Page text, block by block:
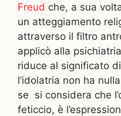
Freud che, a sua
un atteggiamento
attraverso il filtro
applicò alla
riduce al significato
l’idolatria non ha
se si considera che
feticcio, è